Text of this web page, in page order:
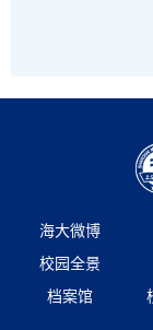
海大微博
校园全景
档案馆